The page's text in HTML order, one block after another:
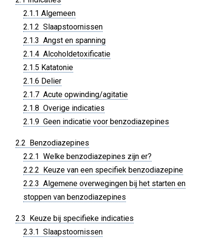
2.1.1 Algemeen
2.1.2 Slaapstoornissen
2.1.3 Angst en spanning
2.1.4 Alcoholdetoxificatie
2.1.5 Katatonie
2.1.6 Delier
2.1.7 Acute opwinding/agitatie
2.1.8 Overige indicaties
2.1.9 Geen indicatie voor benzodiazepines
2.2 Benzodiazepines
2.2.1 Welke benzodiazepines zijn er?
2.2.2 Keuze van een specifiek benzodiazepine
2.2.3 Algemene overwegingen bij het starten en
stoppen van benzodiazepines
2.3 Keuze bij specifieke indicaties
2.3.1 Slaapstoornissen